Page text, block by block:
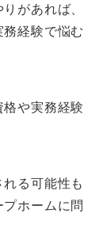
があれば、
経験で悩む
や実務経験
る可能性も
ホームに問